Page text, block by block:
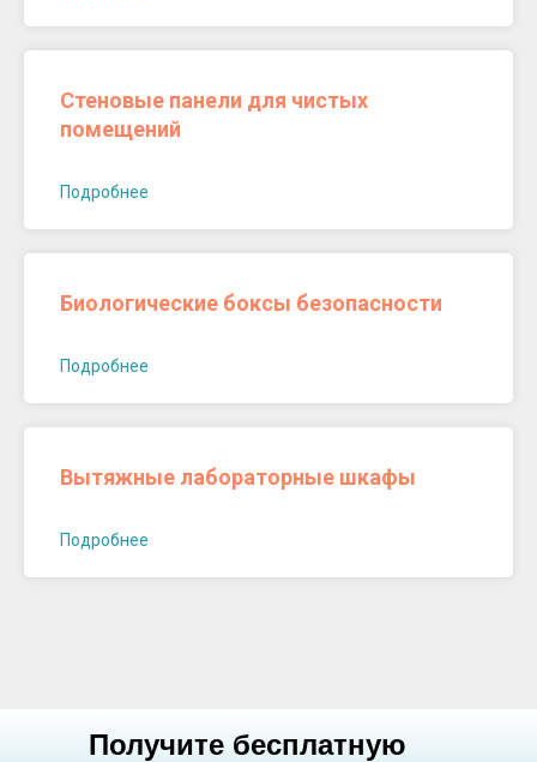
Стеновые панели для чистых
помещений
Подробнее
Биологические боксы безопасности
Подробнее
Вытяжные лабораторные шкафы
Подробнее
Получите бесплатную